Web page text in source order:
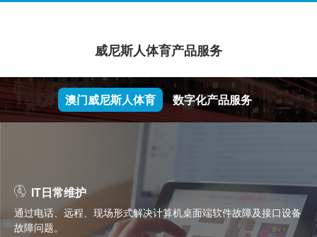
威尼斯人体育产品服务
澳门威尼斯人体育 数字化产品服务
IT日常维护
通过电话、远程、现场形式解决计算机桌面端软件故障及接口设备
故障问题。